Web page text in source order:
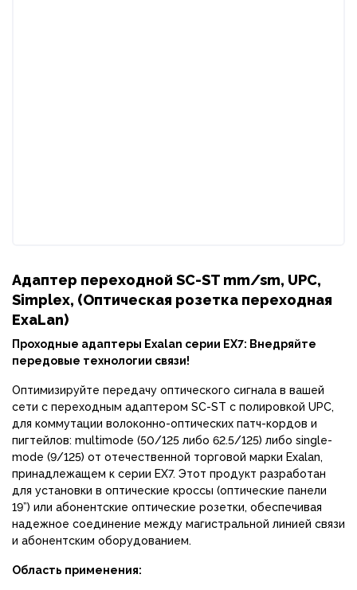
Адаптер переходной SC-ST mm/sm, UPC,
Simplex, (Оптическая розетка переходная
ExaLan)
Проходные адаптеры Exalan серии EX7: Внедряйте
передовые технологии связи!
Оптимизируйте передачу оптического сигнала в вашей
сети с переходным адаптером SC-ST с полировкой UPC,
для коммутации волоконно-оптических патч-кордов и
пигтейлов: multimode (50/125 либо 62.5/125) либо single-
mode (9/125) от отечественной торговой марки Exalan,
принадлежащем к серии EX7. Этот продукт разработан
для установки в оптические кроссы (оптические панели
19”) или абонентские оптические розетки, обеспечивая
надежное соединение между магистральной линией связи
и абонентским оборудованием.
Область применения: